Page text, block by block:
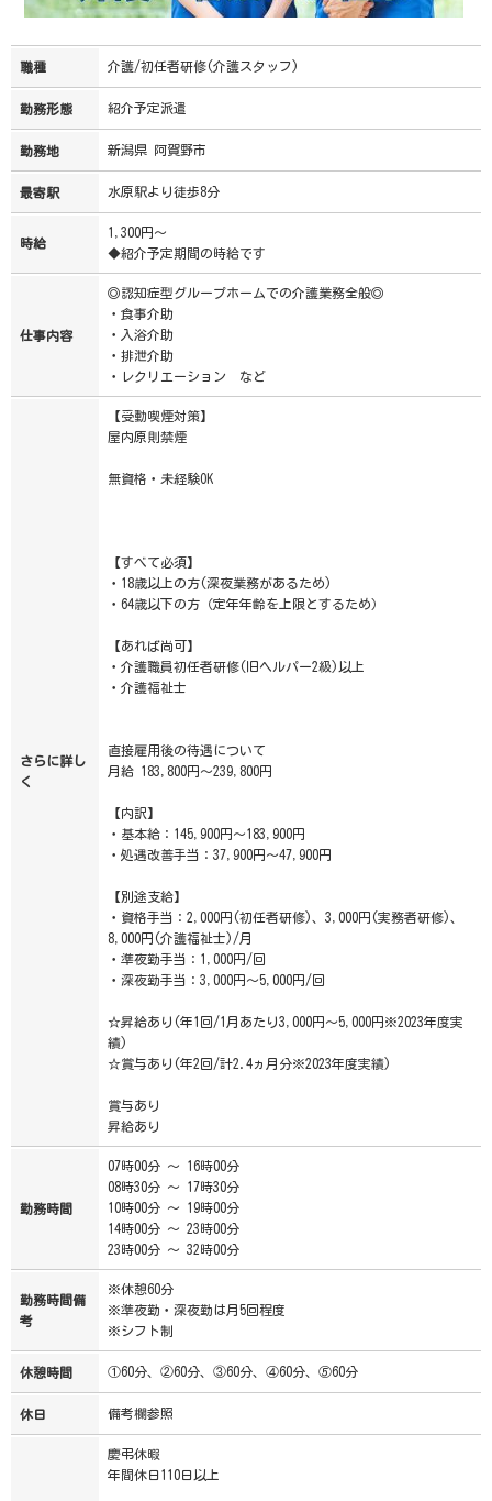
職種 介護/初任者研修(介護スタッフ)
勤務形態 紹介予定派遣
勤務地 新潟県 阿賀野市
最寄駅 水原駅より徒歩8分
時給
1,300円～
◆紹介予定期間の時給です
仕事内容
◎認知症型グループホームでの介護業務全般◎
・食事介助
・入浴介助
・排泄介助
・レクリエーション など
さらに詳し
く
【受動喫煙対策】
屋内原則禁煙
無資格・未経験OK
【すべて必須】
・18歳以上の方(深夜業務があるため)
・64歳以下の方（定年年齢を上限とするため）
【あれば尚可】
・介護職員初任者研修(旧ヘルパー2級)以上
・介護福祉士
直接雇用後の待遇について
月給 183,800円～239,800円
【内訳】
・基本給：145,900円～183,900円
・処遇改善手当：37,900円～47,900円
【別途支給】
・資格手当：2,000円(初任者研修)、3,000円(実務者研修)、
8,000円(介護福祉士)/月
・準夜勤手当：1,000円/回
・深夜勤手当：3,000円～5,000円/回
☆昇給あり(年1回/1月あたり3,000円～5,000円※2023年度実
績)
☆賞与あり(年2回/計2.4ヵ月分※2023年度実績)
賞与あり
昇給あり
勤務時間
07時00分 ～ 16時00分
08時30分 ～ 17時30分
10時00分 ～ 19時00分
14時00分 ～ 23時00分
23時00分 ～ 32時00分
勤務時間備
考
※休憩60分
※準夜勤・深夜勤は月5回程度
※シフト制
休憩時間 ①60分、②60分、③60分、④60分、⑤60分
休日 備考欄参照
慶弔休暇
年間休日110日以上